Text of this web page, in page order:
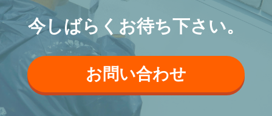
今しばらくお待ち下さい。
お問い合わせ